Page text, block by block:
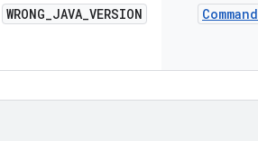
Command
WRONG_JAVA_VERSION